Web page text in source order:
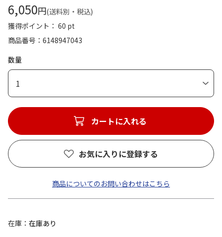
6,050円(送料別・税込)
獲得ポイント： 60 pt
商品番号
6148947043
数量
1
カートに入れる
お気に入りに登録する
商品についてのお問い合わせはこちら
在庫
在庫あり